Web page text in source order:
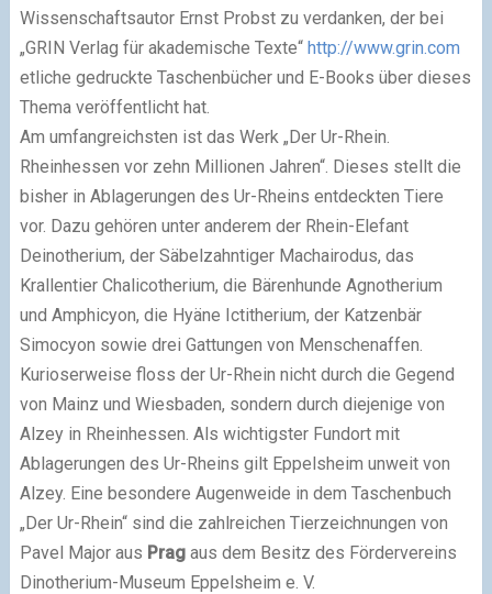
Wissenschaftsautor Ernst Probst zu verdanken, der bei
„GRIN Verlag für akademische Texte“ http://www.grin.com
etliche gedruckte Taschenbücher und E-Books über dieses
Thema veröffentlicht hat.
Am umfangreichsten ist das Werk „Der Ur-Rhein.
Rheinhessen vor zehn Millionen Jahren“. Dieses stellt die
bisher in Ablagerungen des Ur-Rheins entdeckten Tiere
vor. Dazu gehören unter anderem der Rhein-Elefant
Deinotherium, der Säbelzahntiger Machairodus, das
Krallentier Chalicotherium, die Bärenhunde Agnotherium
und Amphicyon, die Hyäne Ictitherium, der Katzenbär
Simocyon sowie drei Gattungen von Menschenaffen.
Kurioserweise floss der Ur-Rhein nicht durch die Gegend
von Mainz und Wiesbaden, sondern durch diejenige von
Alzey in Rheinhessen. Als wichtigster Fundort mit
Ablagerungen des Ur-Rheins gilt Eppelsheim unweit von
Alzey. Eine besondere Augenweide in dem Taschenbuch
„Der Ur-Rhein“ sind die zahlreichen Tierzeichnungen von
Pavel Major aus Pragaus dem Besitz des Fördervereins
Dinotherium-Museum Eppelsheim e. V.